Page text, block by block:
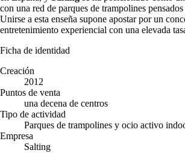
con una red de parques de trampolines
Unirse a esta enseña supone apostar por un
entretenimiento experiencial con una elevada
Ficha de identidad
Creación
2012
Puntos de venta
una decena de centros
Tipo de actividad
Parques de trampolines y ocio activo
Empresa
Salting